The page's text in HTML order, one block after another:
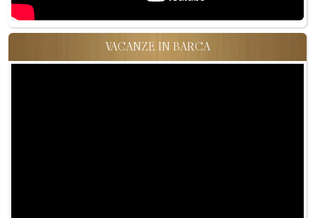
VACANZE IN BARCA